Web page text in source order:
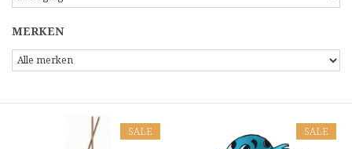
MERKEN
SALE SALE